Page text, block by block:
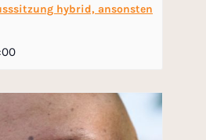
hybrid, ansonsten